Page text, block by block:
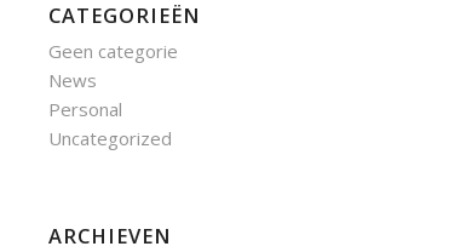
CATEGORIEËN
Geen categorie
News
Personal
Uncategorized
ARCHIEVEN